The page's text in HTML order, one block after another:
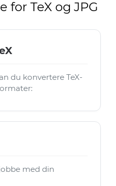
for TeX og JPG
du konvertere TeX-
med din